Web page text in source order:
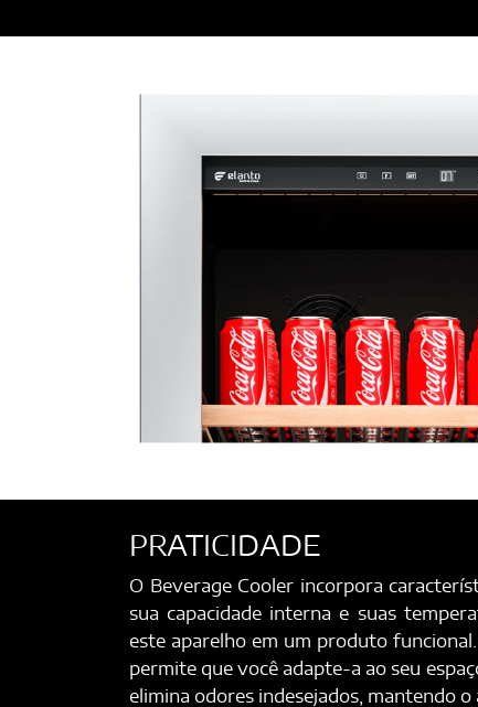
PRATICIDADE
O Beverage Cooler incorpora
sua capacidade interna e suas
este aparelho em um produto
permite que você adapte-a ao seu
elimina odores indesejados, mantendo o